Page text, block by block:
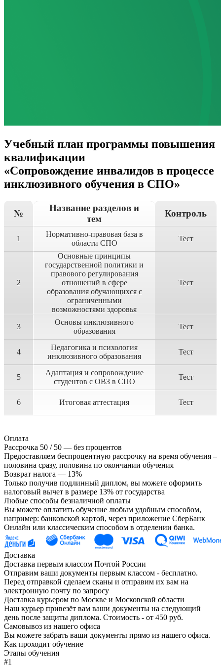
Учебный план программы повышения
квалификации
«Сопровождение инвалидов в процессе
инклюзивного обучения в СПО»
№
Название разделов и
тем
Контроль
1
Нормативно-правовая база в
области СПО
Тест
2
Основные принципы
государственной политики и
правового регулирования
отношений в сфере
образования обучающихся с
ограниченными
возможностями здоровья
Тест
3
Основы инклюзивного
образования
Тест
4
Педагогика и психология
инклюзивного образования
Тест
5
Адаптация и сопровождение
студентов с ОВЗ в СПО
Тест
6 Итоговая аттестация Тест
Оплата
Рассрочка 50 / 50 — без процентов
Предоставляем беспроцентную рассрочку на время обучения –
половина сразу, половина по окончании обучения
Возврат налога — 13%
Только получив подлинный диплом, вы можете оформить
налоговый вычет в размере 13% от государства
Любые способы безналичной оплаты
Вы можете оплатить обучение любым удобным способом,
например: банковской картой, через приложение СберБанк
Онлайн или классическим способом в отделении банка.
Доставка
Доставка первым классом Почтой России
Отправим ваши документы первым классом - бесплатно.
Перед отправкой сделаем сканы и отправим их вам на
электронную почту по запросу
Доставка курьером по Москве и Московской области
Наш курьер привезёт вам ваши документы на следующий
день после защиты диплома. Стоимость - от 450 руб.
Самовывоз из нашего офиса
Вы можете забрать ваши документы прямо из нашего офиса.
Как проходит обучение
Этапы обучения
#1